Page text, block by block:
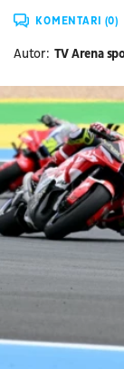
KOMENTARI (0)
Autor: TV Arena